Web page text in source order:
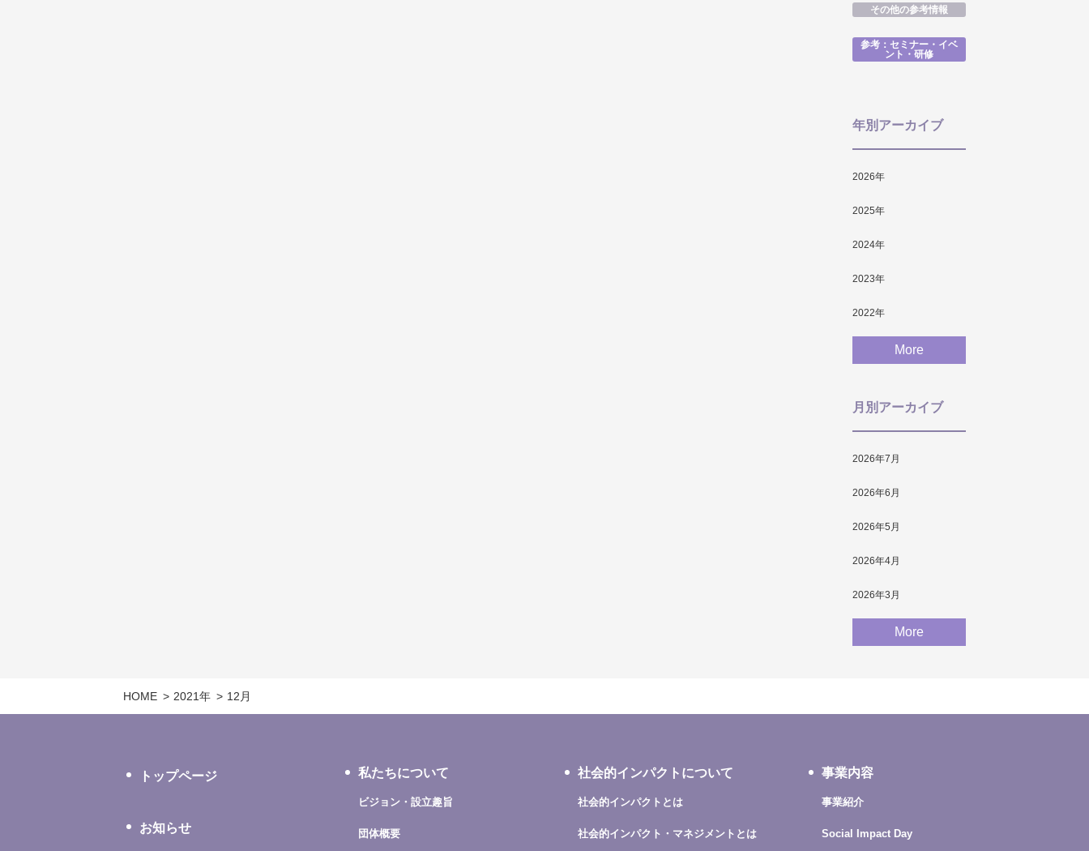
その他の参考情報
参考：セミナー・イベ
ント・研修
年別アーカイブ
2026年
2025年
2024年
2023年
2022年
More
月別アーカイブ
2026年7月
2026年6月
2026年5月
2026年4月
2026年3月
More
HOME 2021年 12月
トップページ
お知らせ
私たちについて
ビジョン・設立趣旨
団体概要
社会的インパクトについて
社会的インパクトとは
社会的インパクト・マネジメントとは
事業内容
事業紹介
Social Impact Day